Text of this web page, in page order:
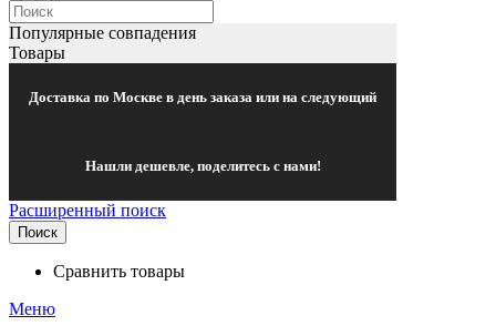
Популярные совпадения
Товары
Доставка по Москве в день заказа или на следующий
Нашли дешевле, поделитесь с нами!
Расширенный поиск
Поиск
Сравнить товары
Меню